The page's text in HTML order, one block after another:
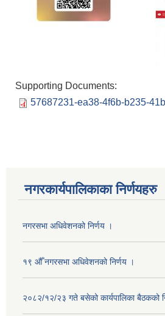
Supporting Documents:
57687231-ea38-4f6b-b235-
नगरकार्यपालिकाका निर्णयहरु
नगरसभा अधिवेशनको निर्णय ।
१९ औँ नगरसभा अधिवेशनको निर्णय ।
२०८२/१२/२३ गते बसेको कार्यपालिका बैठकको